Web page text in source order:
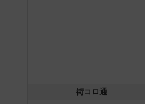
街コロ通